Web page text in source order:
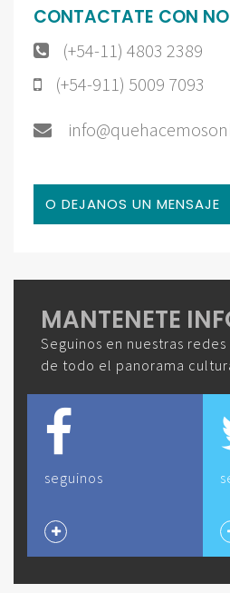
CONTACTATE CON
(+54-11) 4803 2389
(+54-911) 5009 7093
O DEJANOS UN MENSAJE
MANTENETE
Seguinos en nuestras
de todo el panorama
seguinos